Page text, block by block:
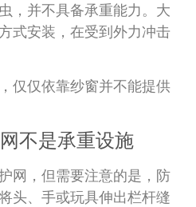
，并不具备承重能力。大
式安装，在受到外力冲击
仅仅依靠纱窗并不能提供
不是承重设施
网，但需要注意的是，防
头、手或玩具伸出栏杆缝